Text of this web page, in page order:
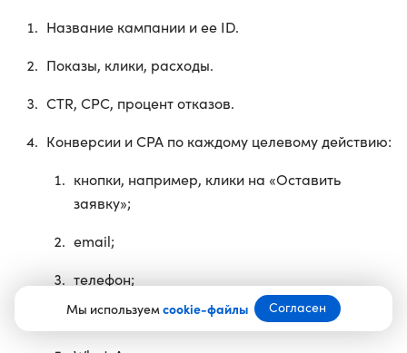
Мы используемcookie-файлы Согласен
Название кампании и ее ID.
Показы, клики, расходы.
CTR, CPC, процент отказов.
Конверсии и CPA по каждому целевому действию:
кнопки, например, клики на «Оставить
заявку»;
email;
телефон;
Telegram;